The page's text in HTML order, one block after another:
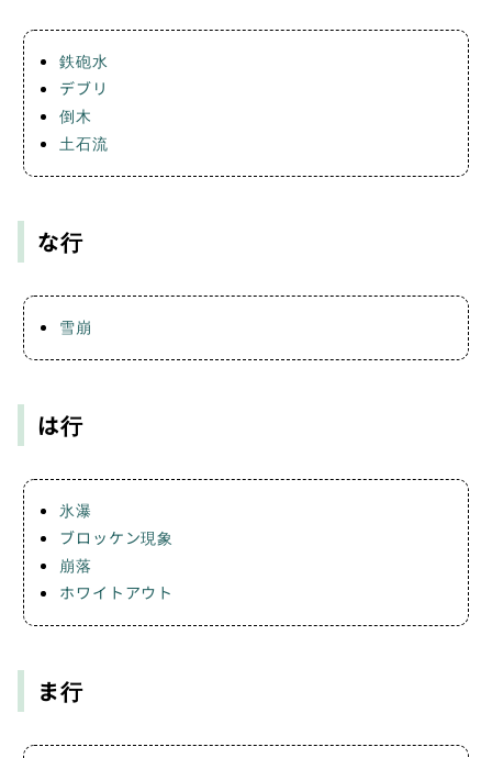
鉄砲水
デブリ
倒木
土石流
な行
雪崩
は行
氷瀑
ブロッケン現象
崩落
ホワイトアウト
ま行